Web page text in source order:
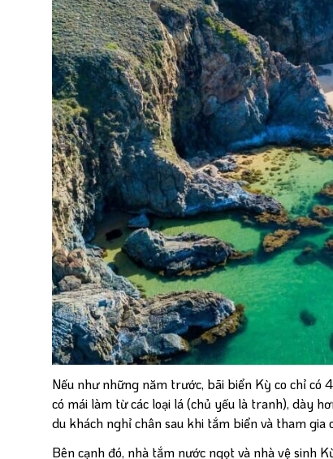
Nếu như những năm trước, bãi biển Kỳ co chỉ có
có mái làm từ các loại lá (chủ yếu là tranh), dày
du khách nghỉ chân sau khi tắm biển và tham gia
Bên cạnh đó, nhà tắm nước ngọt và nhà vệ sinh